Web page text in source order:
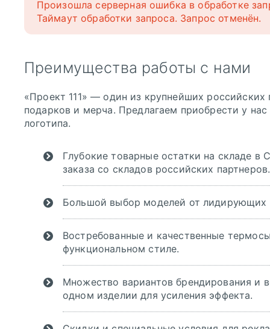
Произошла серверная ошибка в обработке
Таймаут обработки запроса. Запрос отменён.
Преимущества работы с нами
«Проект 111» — один из крупнейших
подарков и мерча. Предлагаем приобрести у
логотипа.
Глубокие товарные остатки на складе в
заказа со складов российских партнеров.
Большой выбор моделей от лидирующих
Востребованные и качественные
функциональном стиле.
Множество вариантов брендирования и
одном изделии для усиления эффекта.